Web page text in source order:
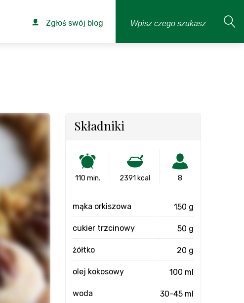
Zgłoś swój blog
Składniki
110 min. 2391 kcal 8
mąka orkiszowa 150 g
cukier trzcinowy 50 g
żółtko 20 g
olej kokosowy 100 ml
woda 30-45 ml